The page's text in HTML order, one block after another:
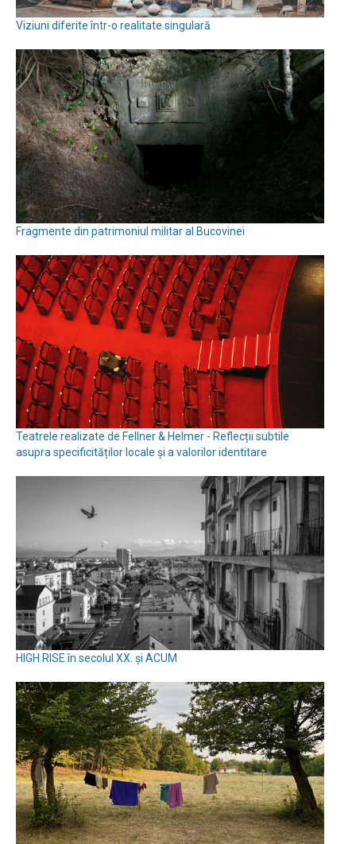
Viziuni diferite într-o realitate singulară
Fragmente din patrimoniul militar al Bucovinei
Teatrele realizate de Fellner & Helmer - Reflecții subtile
asupra specificităților locale și a valorilor identitare
HIGH RISE în secolul XX. și ACUM